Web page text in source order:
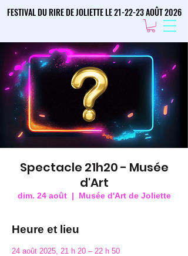
FESTIVAL DU RIRE DE JOLIETTE LE 21-22-23 AOÛT 2026
FESTIVAL DU RIRE DE JOLIETTE LE 21-22-23 AOÛT 2026
Spectacle 21h20 - Musée
d'Art
dim. 24 août
  |
Musée d'Art de Joliette
Heure et lieu
24 août 2025, 21 h 20 – 22 h 50